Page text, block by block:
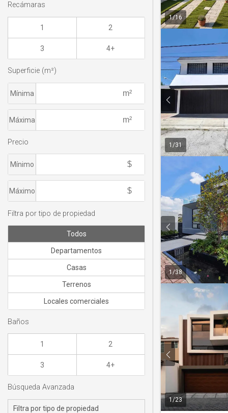
1/16
1 /31
1/38
1/23
Recámaras
1 2
3 4+
Superficie (m²)
Mínima
Máxima
Precio
Mínimo
Máximo
Filtra por tipo de propiedad
Todos
Departamentos
Casas
Terrenos
Locales comerciales
Baños
1 2
3 4+
Búsqueda Avanzada
Filtra por tipo de propiedad